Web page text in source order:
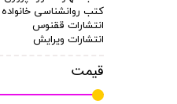
کتب روانشناسی خانواده
انتشارات ققنوس
انتشارات ویرایش
قیمت